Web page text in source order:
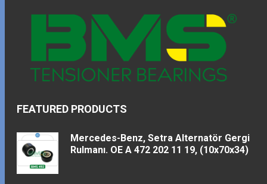
FEATURED PRODUCTS
Mercedes-Benz, Setra Alternatör Gergi
Rulmanı. OE A 472 202 11 19, (10x70x34)